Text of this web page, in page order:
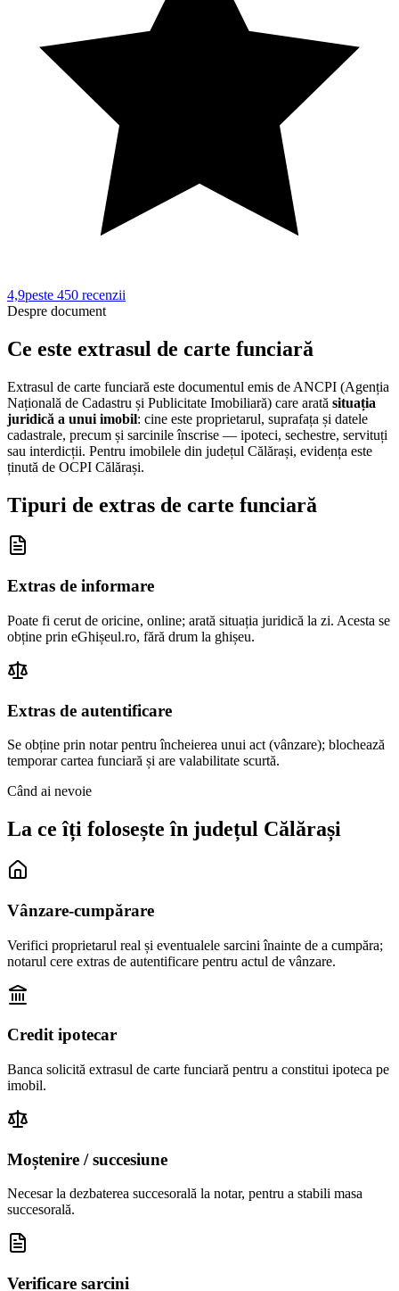
4,9peste 450 recenzii
Despre document
Ce este extrasul de carte funciară
Extrasul de carte funciară este documentul emis de ANCPI (Agenția
Națională de Cadastru și Publicitate Imobiliară) care arată situația
juridică a unui imobil: cine este proprietarul, suprafața și datele
cadastrale, precum și sarcinile înscrise — ipoteci, sechestre, servituți
sau interdicții. Pentru imobilele din județul Călărași, evidența este
ținută de OCPI Călărași.
Tipuri de extras de carte funciară
Extras de informare
Poate fi cerut de oricine, online; arată situația juridică la zi. Acesta se
obține prin eGhișeul.ro, fără drum la ghișeu.
Extras de autentificare
Se obține prin notar pentru încheierea unui act (vânzare); blochează
temporar cartea funciară și are valabilitate scurtă.
Când ai nevoie
La ce îți folosește în județul Călărași
Vânzare-cumpărare
Verifici proprietarul real și eventualele sarcini înainte de a cumpăra;
notarul cere extras de autentificare pentru actul de vânzare.
Credit ipotecar
Banca solicită extrasul de carte funciară pentru a constitui ipoteca pe
imobil.
Moștenire / succesiune
Necesar la dezbaterea succesorală la notar, pentru a stabili masa
succesorală.
Verificare sarcini